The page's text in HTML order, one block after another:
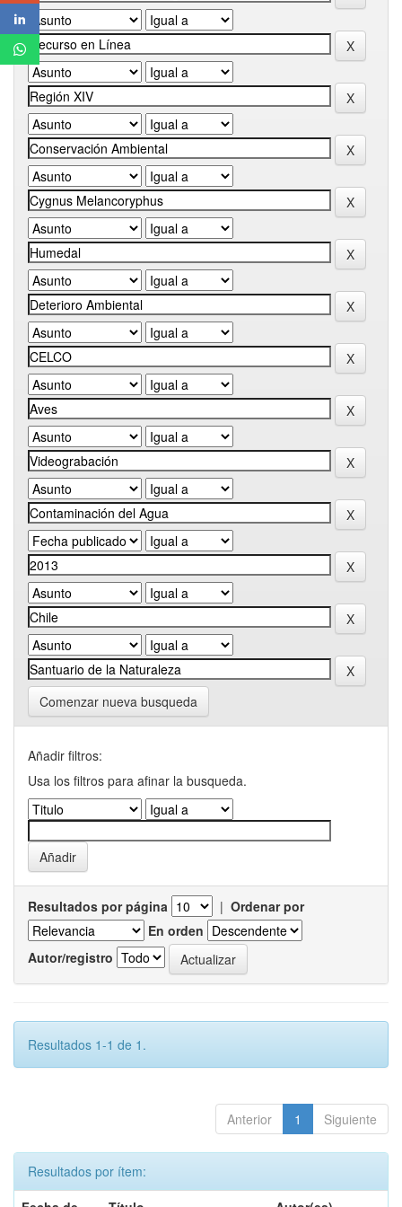
Comenzar nueva busqueda
Añadir filtros:
Usa los filtros para afinar la busqueda.
Resultados por página | Ordenar por
En orden
Autor/registro
Resultados 1-1 de 1.
Anterior 1 Siguiente
Resultados por ítem: